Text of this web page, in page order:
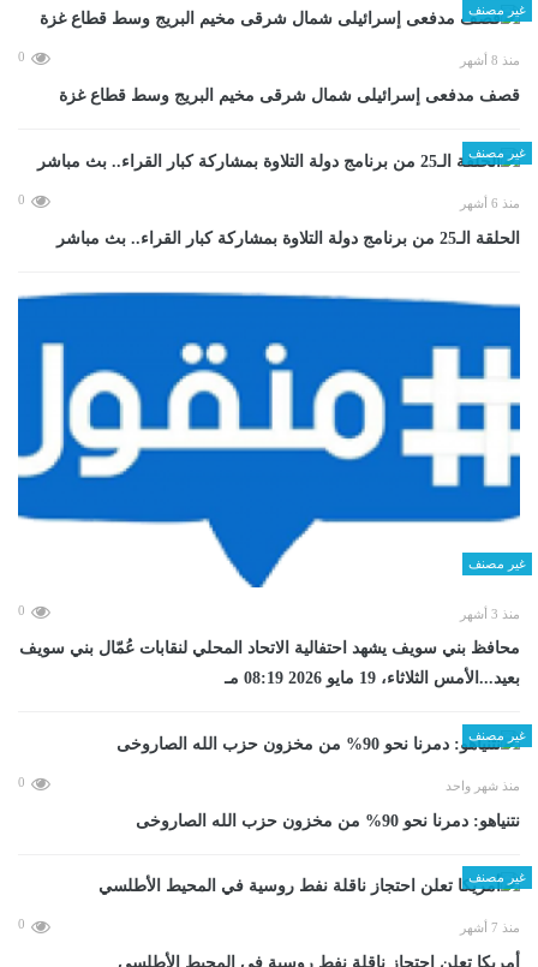
غير مصنف
منذ 8 أشهر 0
قصف مدفعى إسرائيلى شمال شرقى مخيم البريج وسط قطاع غزة
غير مصنف
منذ 6 أشهر 0
الحلقة الـ25 من برنامج دولة التلاوة بمشاركة كبار القراء.. بث مباشر
غير مصنف
منذ 3 أشهر 0
محافظ بني سويف يشهد احتفالية الاتحاد المحلي لنقابات عُمّال بني سويف
بعيد...الأمس الثلاثاء، 19 مايو 2026 08:19 مـ
غير مصنف
منذ شهر واحد 0
نتنياهو: دمرنا نحو 90% من مخزون حزب الله الصاروخى
غير مصنف
منذ 7 أشهر 0
أمريكا تعلن احتجاز ناقلة نفط روسية في المحيط الأطلسي